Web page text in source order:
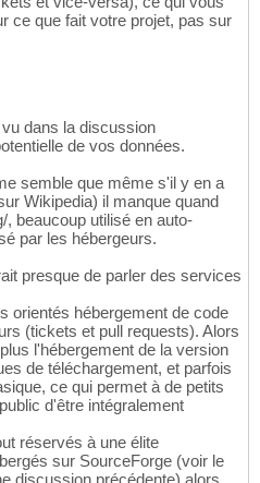
ce que fait votre projet, pas sur
dans la discussion
de vos données.
semble que même s'il y en a
Wikipedia) il manque quand
beaucoup utilisé en auto-
par les hébergeurs.
presque de parler des services
orientés hébergement de code
(tickets et pull requests). Alors
l'hébergement de la version
de téléchargement, et parfois
ce qui permet à de petits
d'être intégralement
réservés à une élite
sur SourceForge (voir le